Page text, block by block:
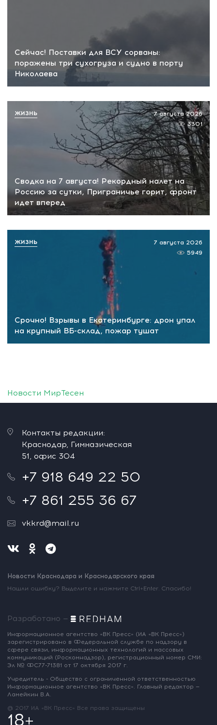
Сейчас! Поставки для ВСУ сорваны:
поражены три сухогруза и судно в порту
Николаева
Сводка на 7 августа! Рекордный налет на
Россию за сутки, Приграничье горит, фронт
идет вперед
7 августа 2026
3301
ЖИЗНЬ
Срочно! Взрывы в Екатеринбурге: дрон упал
на крупный ВБ-склад, пожар тушат
7 августа 2026
5949
ЖИЗНЬ
Новости МирТесен
Контакты редакции:
Краснодар, Гимназическая
51, офис 304
+7 918 649 22 50
+7 861 255 36 67
vkkrd@mail.ru
Новости Краснодара и Краснодарского края
Нашли ошибку? Выделите и нажмите Ctrl+Enter. Спасибо!
Разработано —
Информационное агентство «ВК Пресс» (ИА «ВК Пресс»)
зарегистрировано в Федеральной службе по надзору в
сфере связи, информационных технологий и массовых
коммуникаций (Роскомнадзор), регистрационный номер СМИ:
Эл № ФС77-71381 от 17 октября 2017 г.
Учредитель - Общество с ограниченной ответственностью
Информационное агентство «ВК Пресс». Главный редактор —
Ламейкин В.А.
@ 2017 ИА «ВК Пресс» Все права защищены
18+